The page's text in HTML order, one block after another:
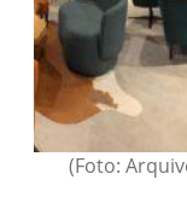
(Foto: